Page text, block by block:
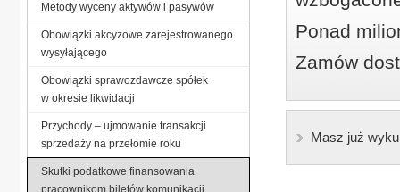
Ponad
Zamów
Masz już
Metody wyceny aktywów i pasywów
Obowiązki akcyzowe zarejestrowanego
wysyłającego
Obowiązki sprawozdawcze spółek
w okresie likwidacji
Przychody – ujmowanie transakcji
sprzedaży na przełomie roku
Skutki podatkowe finansowania
pracownikom biletów komunikacji